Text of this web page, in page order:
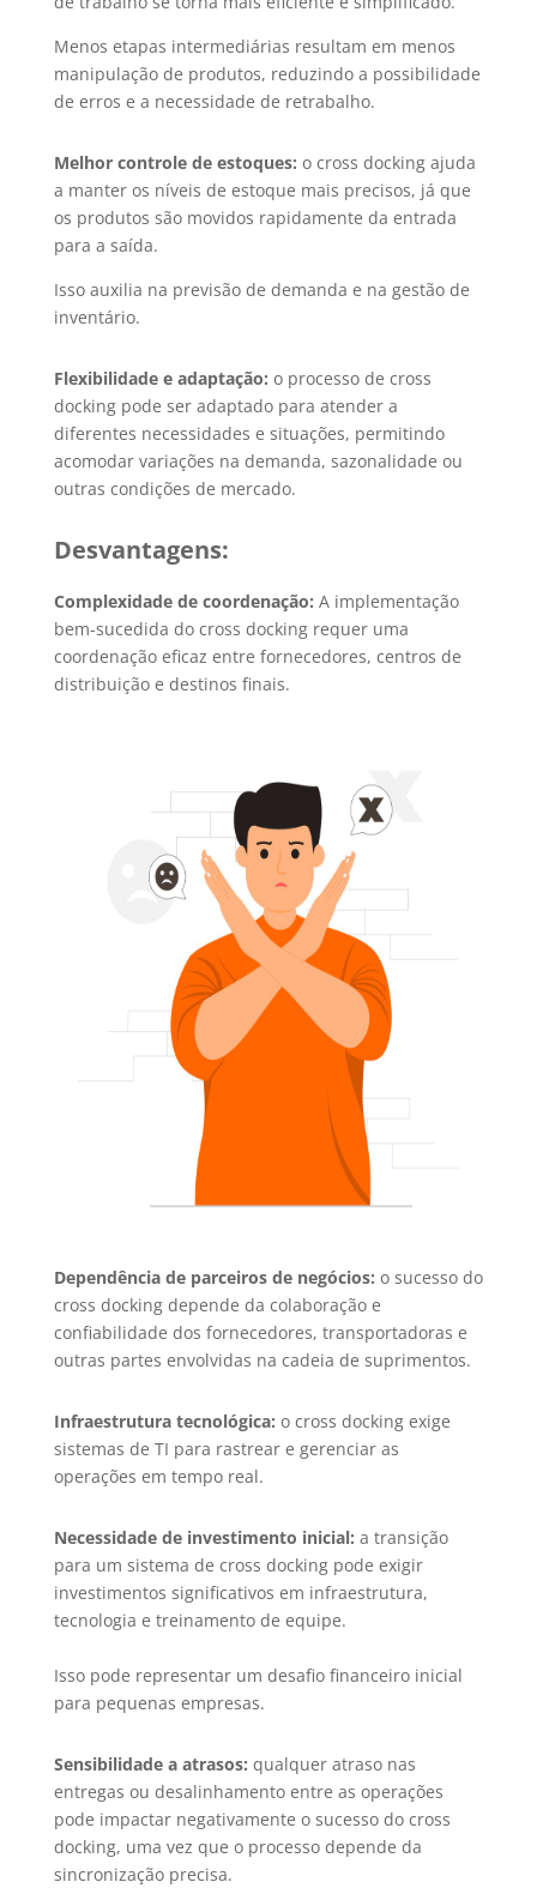
Menos etapas intermediárias resultam em menos
manipulação de produtos, reduzindo a possibilidade
de erros e a necessidade de retrabalho.
Melhor controle de estoques: o cross docking ajuda
a manter os níveis de estoque mais precisos, já que
os produtos são movidos rapidamente da entrada
para a saída.
Isso auxilia na previsão de demanda e na gestão de
inventário.
Flexibilidade e adaptação: o processo de cross
docking pode ser adaptado para atender a
diferentes necessidades e situações, permitindo
acomodar variações na demanda, sazonalidade ou
outras condições de mercado.
Desvantagens:
Complexidade de coordenação: A implementação
bem-sucedida do cross docking requer uma
coordenação eficaz entre fornecedores, centros de
distribuição e destinos finais.
Dependência de parceiros de negócios: o sucesso do
cross docking depende da colaboração e
confiabilidade dos fornecedores, transportadoras e
outras partes envolvidas na cadeia de suprimentos.
Infraestrutura tecnológica: o cross docking exige
sistemas de TI para rastrear e gerenciar as
operações em tempo real.
Necessidade de investimento inicial: a transição
para um sistema de cross docking pode exigir
investimentos significativos em infraestrutura,
tecnologia e treinamento de equipe.
Isso pode representar um desafio financeiro inicial
para pequenas empresas.
Sensibilidade a atrasos: qualquer atraso nas
entregas ou desalinhamento entre as operações
pode impactar negativamente o sucesso do cross
docking, uma vez que o processo depende da
sincronização precisa.